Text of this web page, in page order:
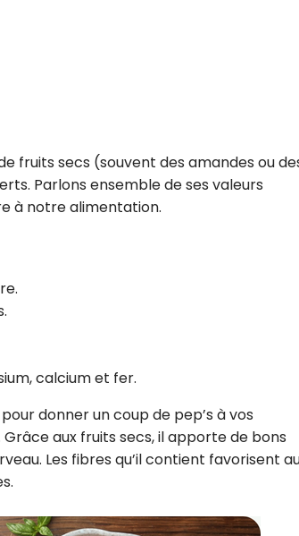
fruits secs (souvent des amandes ou
Parlons ensemble de ses valeurs
à notre alimentation.
calcium et fer.
donner un coup de pep’s à vos
aux fruits secs, il apporte de bons
Les fibres qu’il contient favorisent